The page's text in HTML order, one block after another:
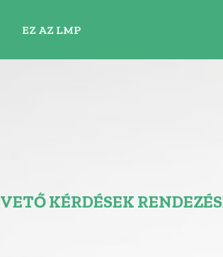
EZ AZ LMP
KÉRDÉSEK